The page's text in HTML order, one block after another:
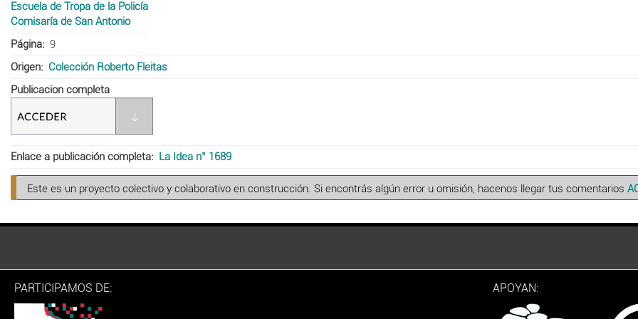
Escuela de Tropa de la Policía
Comisaría de San Antonio
Página
9
Origen
Colección Roberto Fleitas
Publicacion completa
Enlace a publicación completa La Idea n° 1689
Este es un proyecto colectivo y colaborativo en construcción. Si encontrás algún error u omisión, hacenos llegar tus comentarios
PARTICIPAMOS DE: APOYAN: